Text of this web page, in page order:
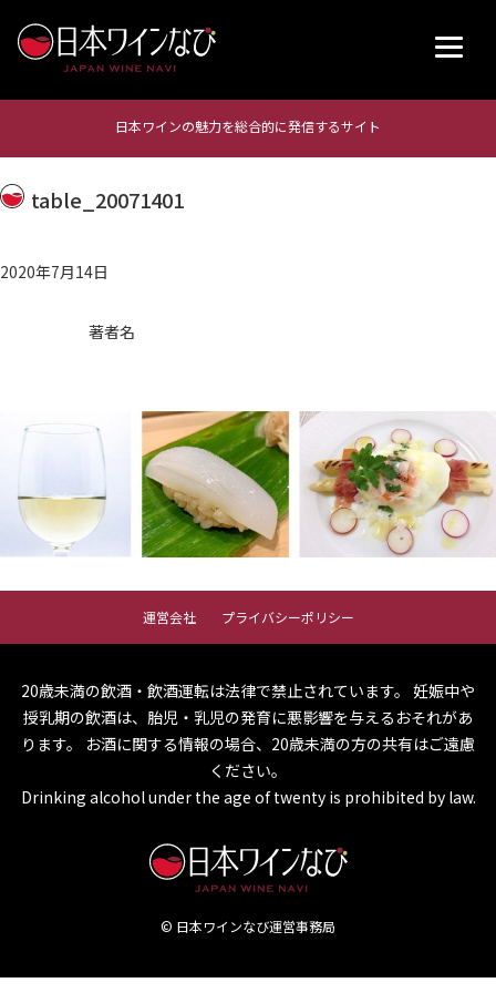
日本ワインの魅力を総合的に発信するサイト
table_20071401
2020年7月14日
著者名
運営会社 プライバシーポリシー
20歳未満の飲酒・飲酒運転は法律で禁止されています。 妊娠中や
授乳期の飲酒は、胎児・乳児の発育に悪影響を与えるおそれがあ
ります。
お酒に関する情報の場合、20歳未満の方の共有はご遠慮
ください。
Drinking alcohol under the age of twenty is prohibited by law.
© 日本ワインなび運営事務局